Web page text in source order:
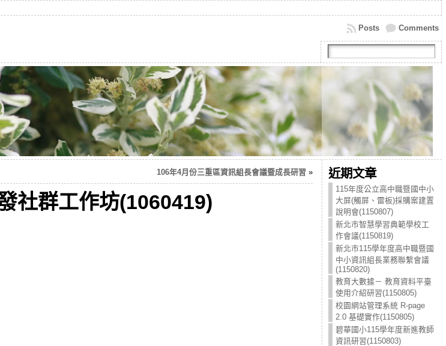
Comments
Posts
106年4月份三重區資訊組長會議暨成長研習 »
社群工作坊(1060419)
近期文章
115年度公立高中職暨國中小
大屏(觸屏、雷板)採購案建置
說明會(1150807)
新北市智慧學習典範學校工
作會議(1150819)
新北市115學年度高中職暨國
中小資訊組長業務聯繫會議
(1150820)
教育大數據－ 教育資料平臺
使用介紹研習(1150805)
校園網站管理系統 R-page
2.0 基礎實作(1150805)
碧華國小115學年度新進教師
資訊研習(1150803)